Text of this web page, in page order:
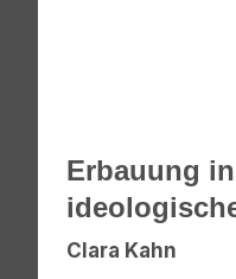
Erbauung
Clara Kahn